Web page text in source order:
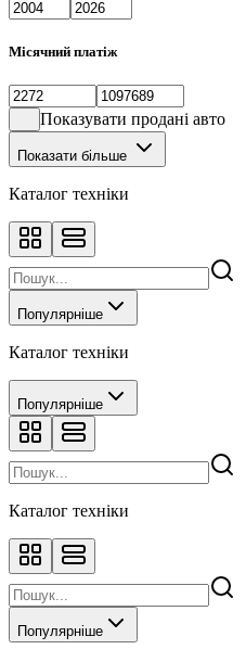
Місячний платіж
Показувати продані авто
Показати більше
Каталог техніки
Популярніше
Каталог техніки
Популярніше
Каталог техніки
Популярніше